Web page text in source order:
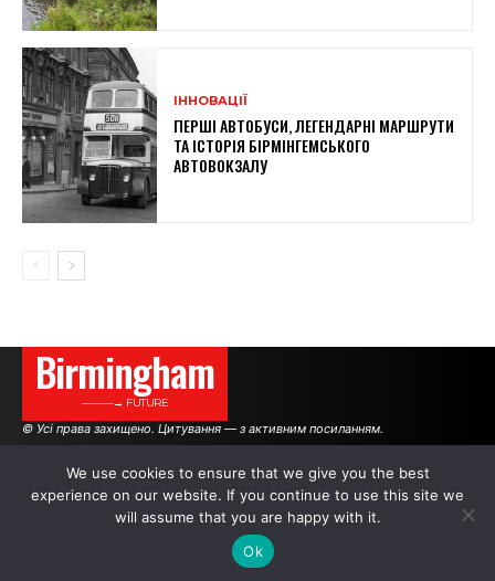
ІННОВАЦІЇ
ПЕРШІ АВТОБУСИ, ЛЕГЕНДАРНІ МАРШРУТИ
ТА ІСТОРІЯ БІРМІНГЕМСЬКОГО
АВТОВОКЗАЛУ
Birmingham
———→ FUTURE
© Усі права захищено. Цитування — з активним посиланням.
АВТОРИ РЕКЛАМА НА САЙТІ
We use cookies to ensure that we give you the best
experience on our website. If you continue to use this site we
will assume that you are happy with it.
Ok